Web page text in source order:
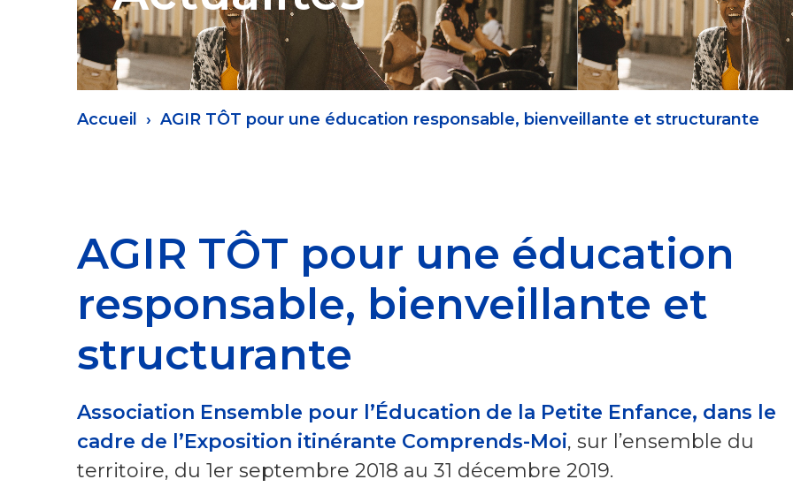
Fil
Accueil AGIR TÔT pour une éducation responsable, bienveillante et structurante
AGIR TÔT pour une éducation
responsable, bienveillante et
structurante
Association Ensemble pour l’Éducation de la Petite Enfance, dans le
cadre de l’Exposition itinérante Comprends-Moi, sur l’ensemble du
territoire, du 1er septembre 2018 au 31 décembre 2019.